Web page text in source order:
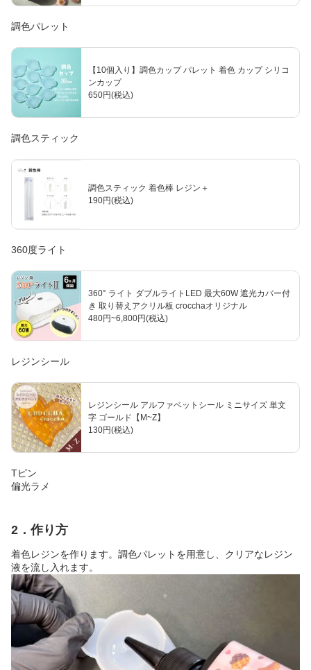
調色パレット
【10個入り】調色カップ パレット 着色 カップ シリコ
ンカップ
650円(税込)
調色スティック
調色スティック 着色棒 レジン＋
190円(税込)
360度ライト
360° ライト ダブルライトLED 最大60W 遮光カバー付
き 取り替えアクリル板 crocchaオリジナル
480円~6,800円(税込)
レジンシール
レジンシール アルファベットシール ミニサイズ 単文
字 ゴールド【M~Z】
130円(税込)
Tピン
偏光ラメ
2．作り方
着色レジンを作ります。調色パレットを用意し、クリアなレジン
液を流し入れます。